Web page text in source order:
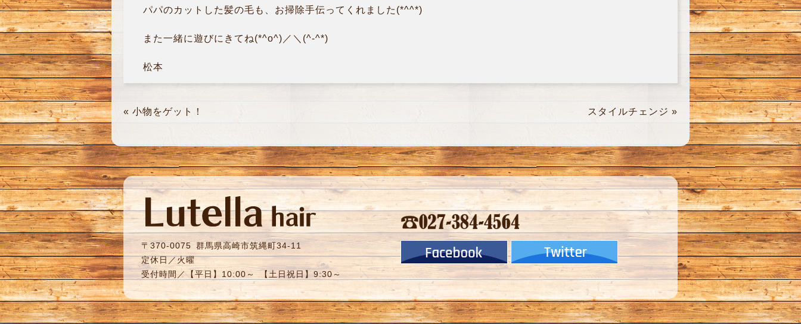
パパのカットした髪の毛も、お掃除手伝ってくれました(*^^*)
また一緒に遊びにきてね(*^o^)／＼(^-^*)
松本
« 小物をゲット！ スタイルチェンジ »
〒370-0075群馬県高崎市筑縄町34-11
定休日／火曜
受付時間／【平日】10:00～ 【土日祝日】9:30～